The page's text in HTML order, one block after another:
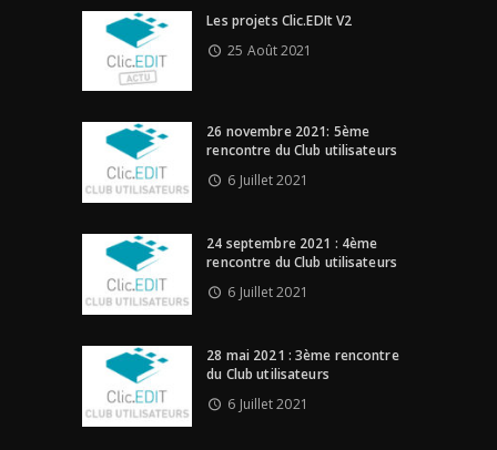
Les projets Clic.EDIt V2
25 Août 2021
26 novembre 2021: 5ème
rencontre du Club utilisateurs
6 Juillet 2021
24 septembre 2021 : 4ème
rencontre du Club utilisateurs
6 Juillet 2021
28 mai 2021 : 3ème rencontre
du Club utilisateurs
6 Juillet 2021